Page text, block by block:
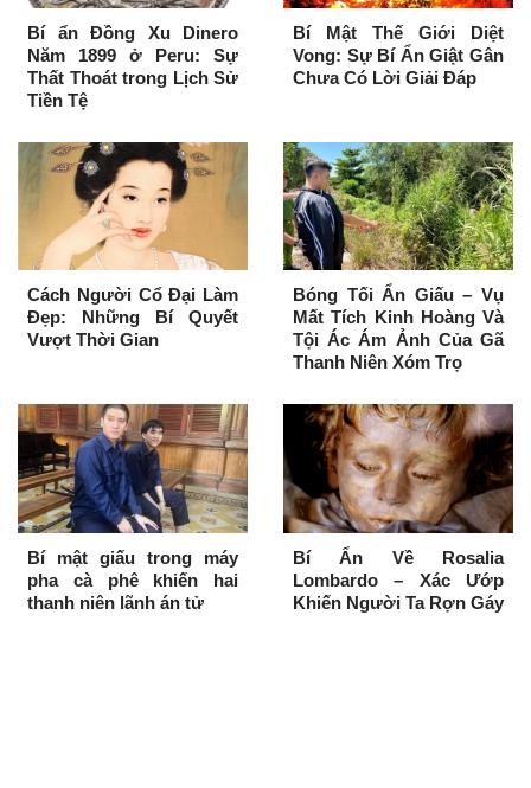
Bí ẩn Đồng Xu Dinero
Năm 1899 ở Peru: Sự
Thất Thoát trong Lịch Sử
Tiền Tệ
Bí Mật Thế Giới Diệt
Vong: Sự Bí Ẩn Giật Gân
Chưa Có Lời Giải Đáp
Cách Người Cổ Đại Làm
Đẹp: Những Bí Quyết
Vượt Thời Gian
Bóng Tối Ẩn Giấu – Vụ
Mất Tích Kinh Hoàng Và
Tội Ác Ám Ảnh Của Gã
Thanh Niên Xóm Trọ
Bí mật giấu trong máy
pha cà phê khiến hai
thanh niên lãnh án tử
Bí Ẩn Về Rosalia
Lombardo – Xác Ướp
Khiến Người Ta Rợn Gáy